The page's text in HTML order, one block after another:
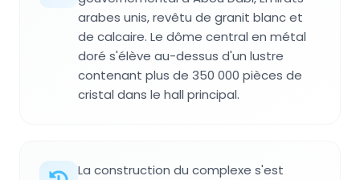
arabes unis, revêtu de granit blanc et
de calcaire. Le dôme central en métal
doré s'élève au-dessus d'un lustre
contenant plus de 350 000 pièces de
cristal dans le hall principal.
La construction du complexe s'est